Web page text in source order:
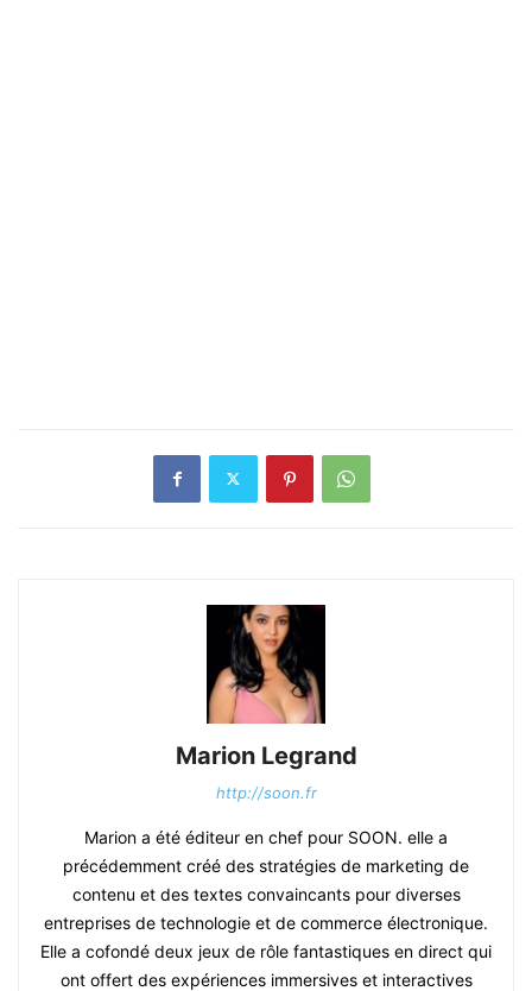
Marion Legrand
http://soon.fr
Marion a été éditeur en chef pour SOON. elle a
précédemment créé des stratégies de marketing de
contenu et des textes convaincants pour diverses
entreprises de technologie et de commerce électronique.
Elle a cofondé deux jeux de rôle fantastiques en direct qui
ont offert des expériences immersives et interactives